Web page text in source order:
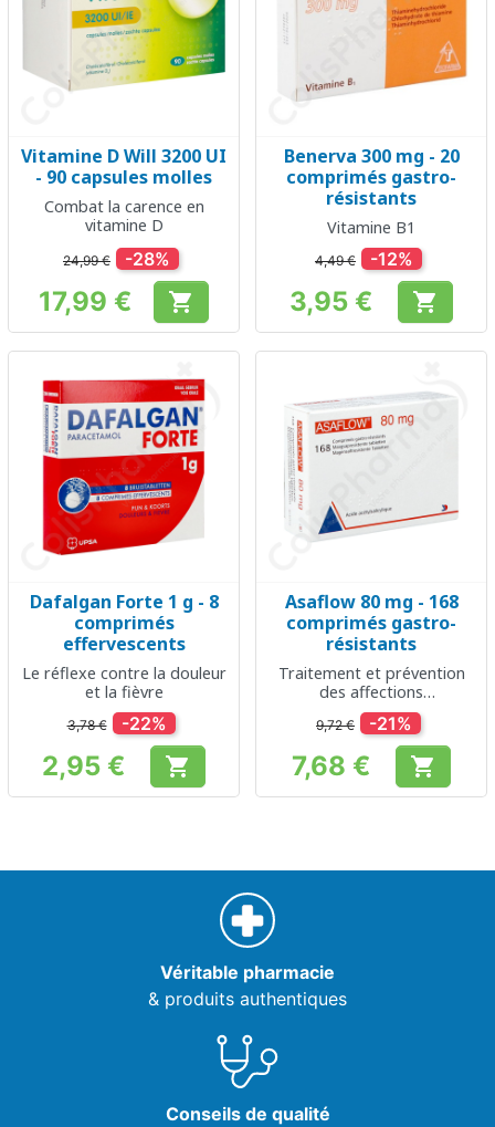
Vitamine D Will 3200 UI
- 90 capsules molles
Combat la carence en
vitamine D
24,99 € -28%
Prix
17,99 € 
Benerva 300 mg - 20
comprimés gastro-
résistants
Vitamine B1
4,49 € -12%
Prix
3,95 € 
Dafalgan Forte 1 g - 8
comprimés
effervescents
Le réflexe contre la douleur
et la fièvre
3,78 € -22%
Prix
2,95 € 
Asaflow 80 mg - 168
comprimés gastro-
résistants
Traitement et prévention
des affections
cardiovasculaires
9,72 € -21%
Prix
7,68 € 
Véritable pharmacie
& produits authentiques
Conseils de qualité